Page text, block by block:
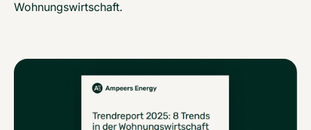
Wohnungswirtschaft.